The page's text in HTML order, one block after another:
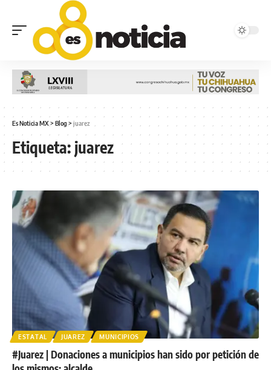
Es Noticia MX> Blog > juarez
Etiqueta:juarez
ESTATAL JUAREZ MUNICIPIOS
#Juarez | Donaciones a municipios han sido por petición de